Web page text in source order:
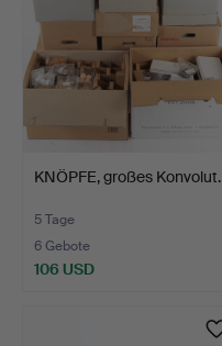
KNÖPFE, großes Konvolut.
5 Tage
6 Gebote
106 USD